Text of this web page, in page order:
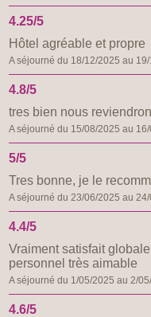
4.25/5
Hôtel agréable et propre
A séjourné du 18/12/2025 au
4.8/5
tres bien nous
A séjourné du 15/08/2025 au
5/5
Tres bonne, je le
A séjourné du 23/06/2025 au
4.4/5
Vraiment satisfait
personnel très aimable
A séjourné du 1/05/2025 au 2/
4.6/5